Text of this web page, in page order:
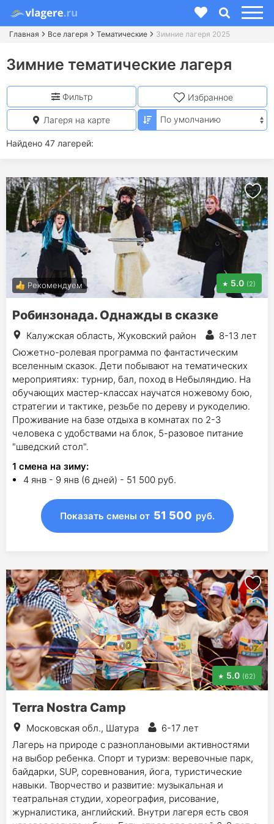
Главная Все лагеря Тематические Зимние лагеря 2025
Зимние тематические лагеря
Найдено 47 лагерей:
Фильтр Избранное
Лагеря на карте
Рекомендуем 5.0 (2)
Робинзонада. Однажды в сказке
Калужская область, Жуковский район
8-13 лет
Сюжетно-ролевая программа по фантастическим
вселенным сказок. Дети побывают на тематических
мероприятиях: турнир, бал, поход в Небыляндию. На
обучающих мастер-классах научатся ножевому бою,
стратегии и тактике, резьбе по дереву и рукоделию.
Проживание на базе отдыха в комнатах по 2-3
человека с удобствами на блок, 5-разовое питание
"шведский стол".
1 смена на зиму:
4 янв - 9 янв (6 дней) - 51 500 руб.
Показать смены от 51 500 руб.
5.0 (62)
Terra Nostra Camp
Московская обл., Шатура
6-17 лет
Лагерь на природе с разноплановыми активностями
на выбор ребенка. Спорт и туризм: веревочные парк,
байдарки, SUP, соревнования, йога, туристические
навыки. Творчество и развитие: музыкальная и
театральная студии, хореография, рисование,
журналистика, английский. Внутри лагеря есть своя